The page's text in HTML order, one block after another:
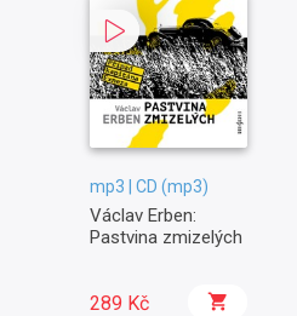
mp3 | CD (mp3)
Václav Erben:
Pastvina zmizelých
289 Kč